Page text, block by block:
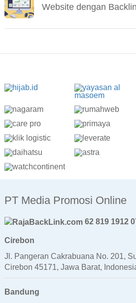
Website dengan
PT Media Promosi Online
62 819 1912
Cirebon
Jl. Pangeran Cakrabuana No. 201,
Cirebon 45171, Jawa Barat,
Bandung